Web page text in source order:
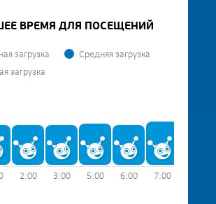
ВРЕМЯ ДЛЯ ПОСЕЩЕНИЙ
загрузка
Средняя загрузка
загрузка
2:00 3:00 5:00 6:00 7:00